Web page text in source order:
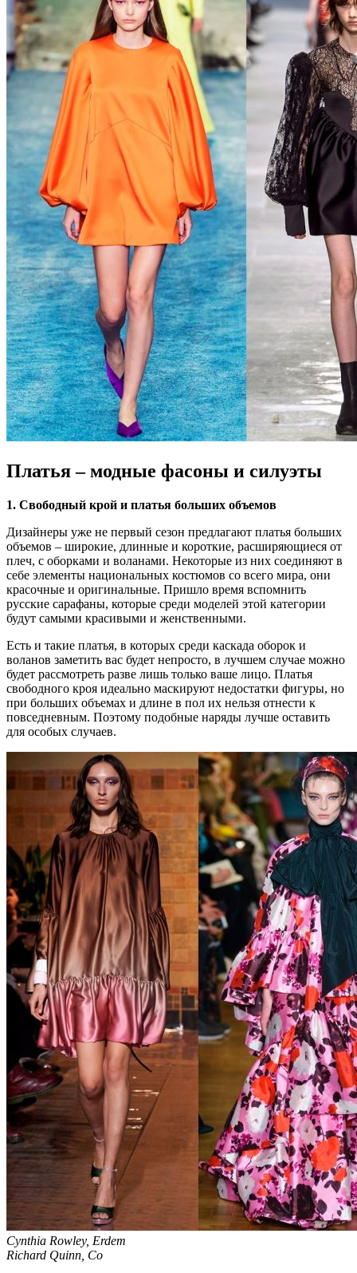
Платья – модные фасоны и силуэты
1. Свободный крой и платья больших объемов
Дизайнеры уже не первый сезон предлагают платья больших
объемов – широкие, длинные и короткие, расширяющиеся от
плеч, с оборками и воланами. Некоторые из них соединяют в
себе элементы национальных костюмов со всего мира, они
красочные и оригинальные. Пришло время вспомнить
русские сарафаны, которые среди моделей этой категории
будут самыми красивыми и женственными.
Есть и такие платья, в которых среди каскада оборок и
воланов заметить вас будет непросто, в лучшем случае можно
будет рассмотреть разве лишь только ваше лицо. Платья
свободного кроя идеально маскируют недостатки фигуры, но
при больших объемах и длине в пол их нельзя отнести к
повседневным. Поэтому подобные наряды лучше оставить
для особых случаев.
Cynthia Rowley, Erdem
Richard Quinn, Co